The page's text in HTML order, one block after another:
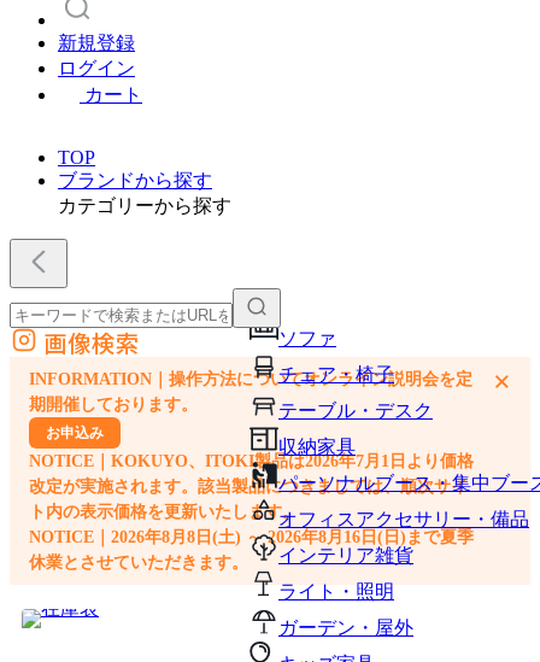
新規登録
ログイン
カート
TOP
ブランドから探す
カテゴリーから探す
ソファ
チェア・椅子
テーブル・デスク
収納家具
パーソナルブース・集中ブー
オフィスアクセサリー・備品
インテリア雑貨
ライト・照明
ガーデン・屋外
外部サイトの商品をカートに追加
他のサイトで見つけた商品ページのURLを貼り付けて、カートに追加できます
画像検索
INFORMATION｜操作方法についてオンライン説明会を定
期開催しております。
お申込み
NOTICE｜KOKUYO、ITOKI製品は2026年7月1日より価格
改定が実施されます。該当製品につきましては、順次サイ
ト内の表示価格を更新いたします。
NOTICE｜2026年8月8日(土) ～ 2026年8月16日(日)まで夏季
休業とさせていただきます。
×